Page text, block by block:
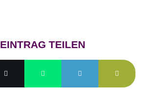
EINTRAG TEILEN